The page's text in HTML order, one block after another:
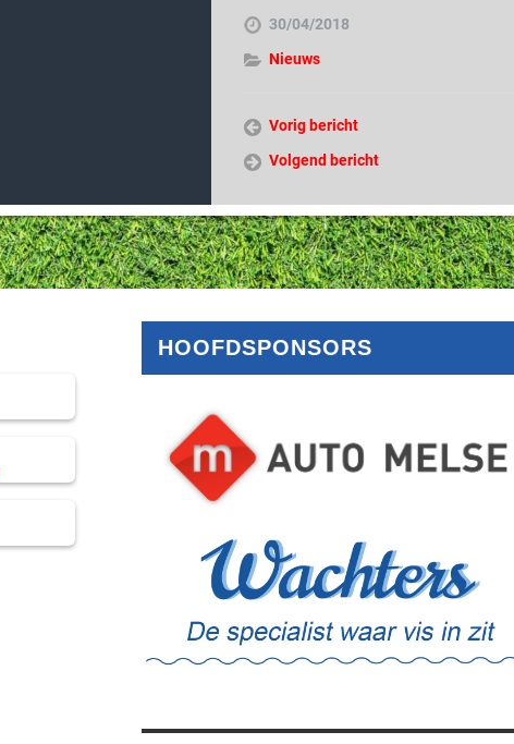
30/04/2018
Nieuws
Vorig bericht
Volgend bericht
HOOFDSPONSORS